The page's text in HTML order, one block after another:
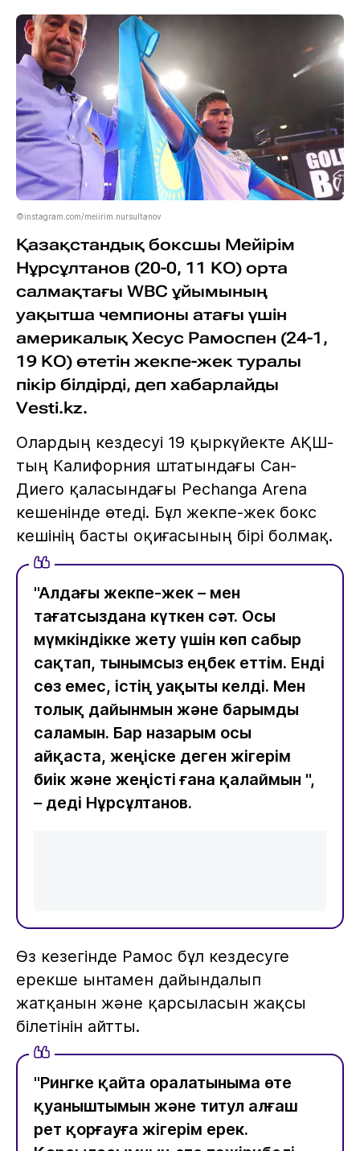
©instagram.com/meiirim.nursultanov
Қазақстандық боксшы Мейірім
Нұрсұлтанов (20-0, 11 KO) орта
салмақтағы WBC ұйымының
уақытша чемпионы атағы үшін
америкалық Хесус Рамоспен (24-1,
19 KO) өтетін жекпе-жек туралы
пікір білдірді, деп хабарлайды
Vesti.kz.
Олардың кездесуі 19 қыркүйекте АҚШ-
тың Калифорния штатындағы Сан-
Диего қаласындағы Pechanga Arena
кешенінде өтеді. Бұл жекпе-жек бокс
кешінің басты оқиғасының бірі болмақ.
"Алдағы жекпе-жек – мен
тағатсыздана күткен сәт. Осы
мүмкіндікке жету үшін көп сабыр
сақтап, тынымсыз еңбек еттім. Енді
сөз емес, істің уақыты келді. Мен
толық дайынмын және барымды
саламын. Бар назарым осы
айқаста, жеңіске деген жігерім
биік және жеңісті ғана қалаймын ",
– деді Нұрсұлтанов.
Өз кезегінде Рамос бұл кездесуге
ерекше ынтамен дайындалып
жатқанын және қарсыласын жақсы
білетінін айтты.
"Рингке қайта оралатыныма өте
қуаныштымын және титул алғаш
рет қорғауға жігерім ерек.